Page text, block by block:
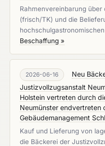
Rahmenvereinbarung
(frisch/TK) und die
Beschaffung »
2026-06-16
Neu
Justizvollzugsanstalt
Holstein vertreten durch
Neumünster endvertreten
Gebäudemanagement
Kauf und Lieferung von
die Bäckerei der